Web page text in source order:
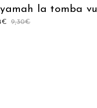
la tomba
9,30€
€